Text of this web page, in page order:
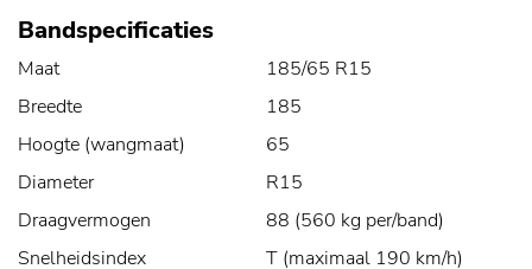
Bandspecificaties
Maat
185/65 R15
Breedte
185
Hoogte (wangmaat)
65
Diameter
R15
Draagvermogen
88 (560 kg per/band)
Snelheidsindex
T (maximaal 190 km/h)